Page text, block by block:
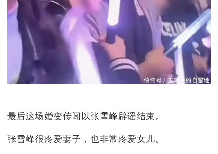
最后这场婚变传闻以张雪峰辟谣结束。
张雪峰很疼爱妻子，也非常疼爱女儿。